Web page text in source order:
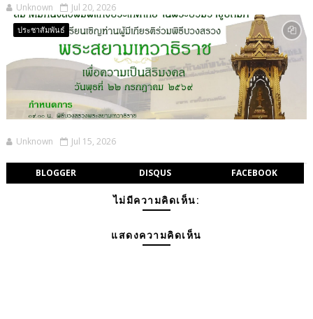
Unknown Jul 20, 2026
ประชาสัมพันธ์
Unknown Jul 15, 2026
BLOGGER DISQUS FACEBOOK
ไม่มีความคิดเห็น:
แสดงความคิดเห็น